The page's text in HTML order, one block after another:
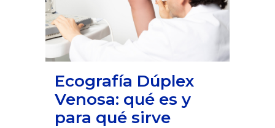
Ecografía Dúplex
Venosa: qué es y
para qué sirve